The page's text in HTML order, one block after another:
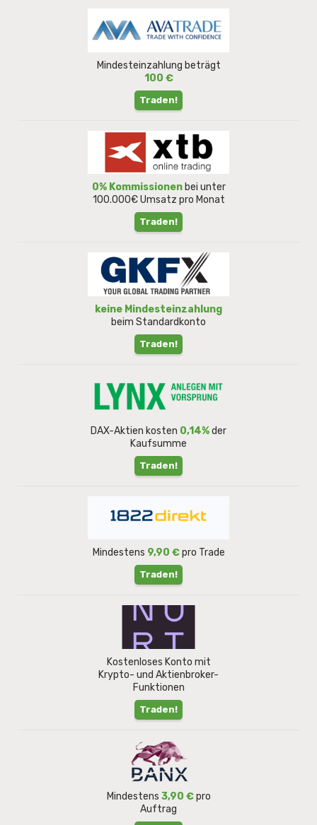
Mindesteinzahlung beträgt
100 €
Traden!
0% Kommissionen bei unter
100.000€ Umsatz pro Monat
Traden!
keine Mindesteinzahlung
beim Standardkonto
Traden!
DAX-Aktien kosten 0,14%der
Kaufsumme
Traden!
Mindestens 9,90 €pro Trade
Traden!
Kostenloses Konto mit
Krypto- und Aktienbroker-
Funktionen
Traden!
Mindestens 3,90 €pro
Auftrag